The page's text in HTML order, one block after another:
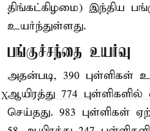
திங்கட்கிழமை) இந்திய
உயர்ந்துள்ளது.
பங்குச்சந்தை உயர்வு
அதன்படி, 390 புள்ளிகள்
ஆயிரத்து 774
செய்தது. 983 புள்ளிகள்
X